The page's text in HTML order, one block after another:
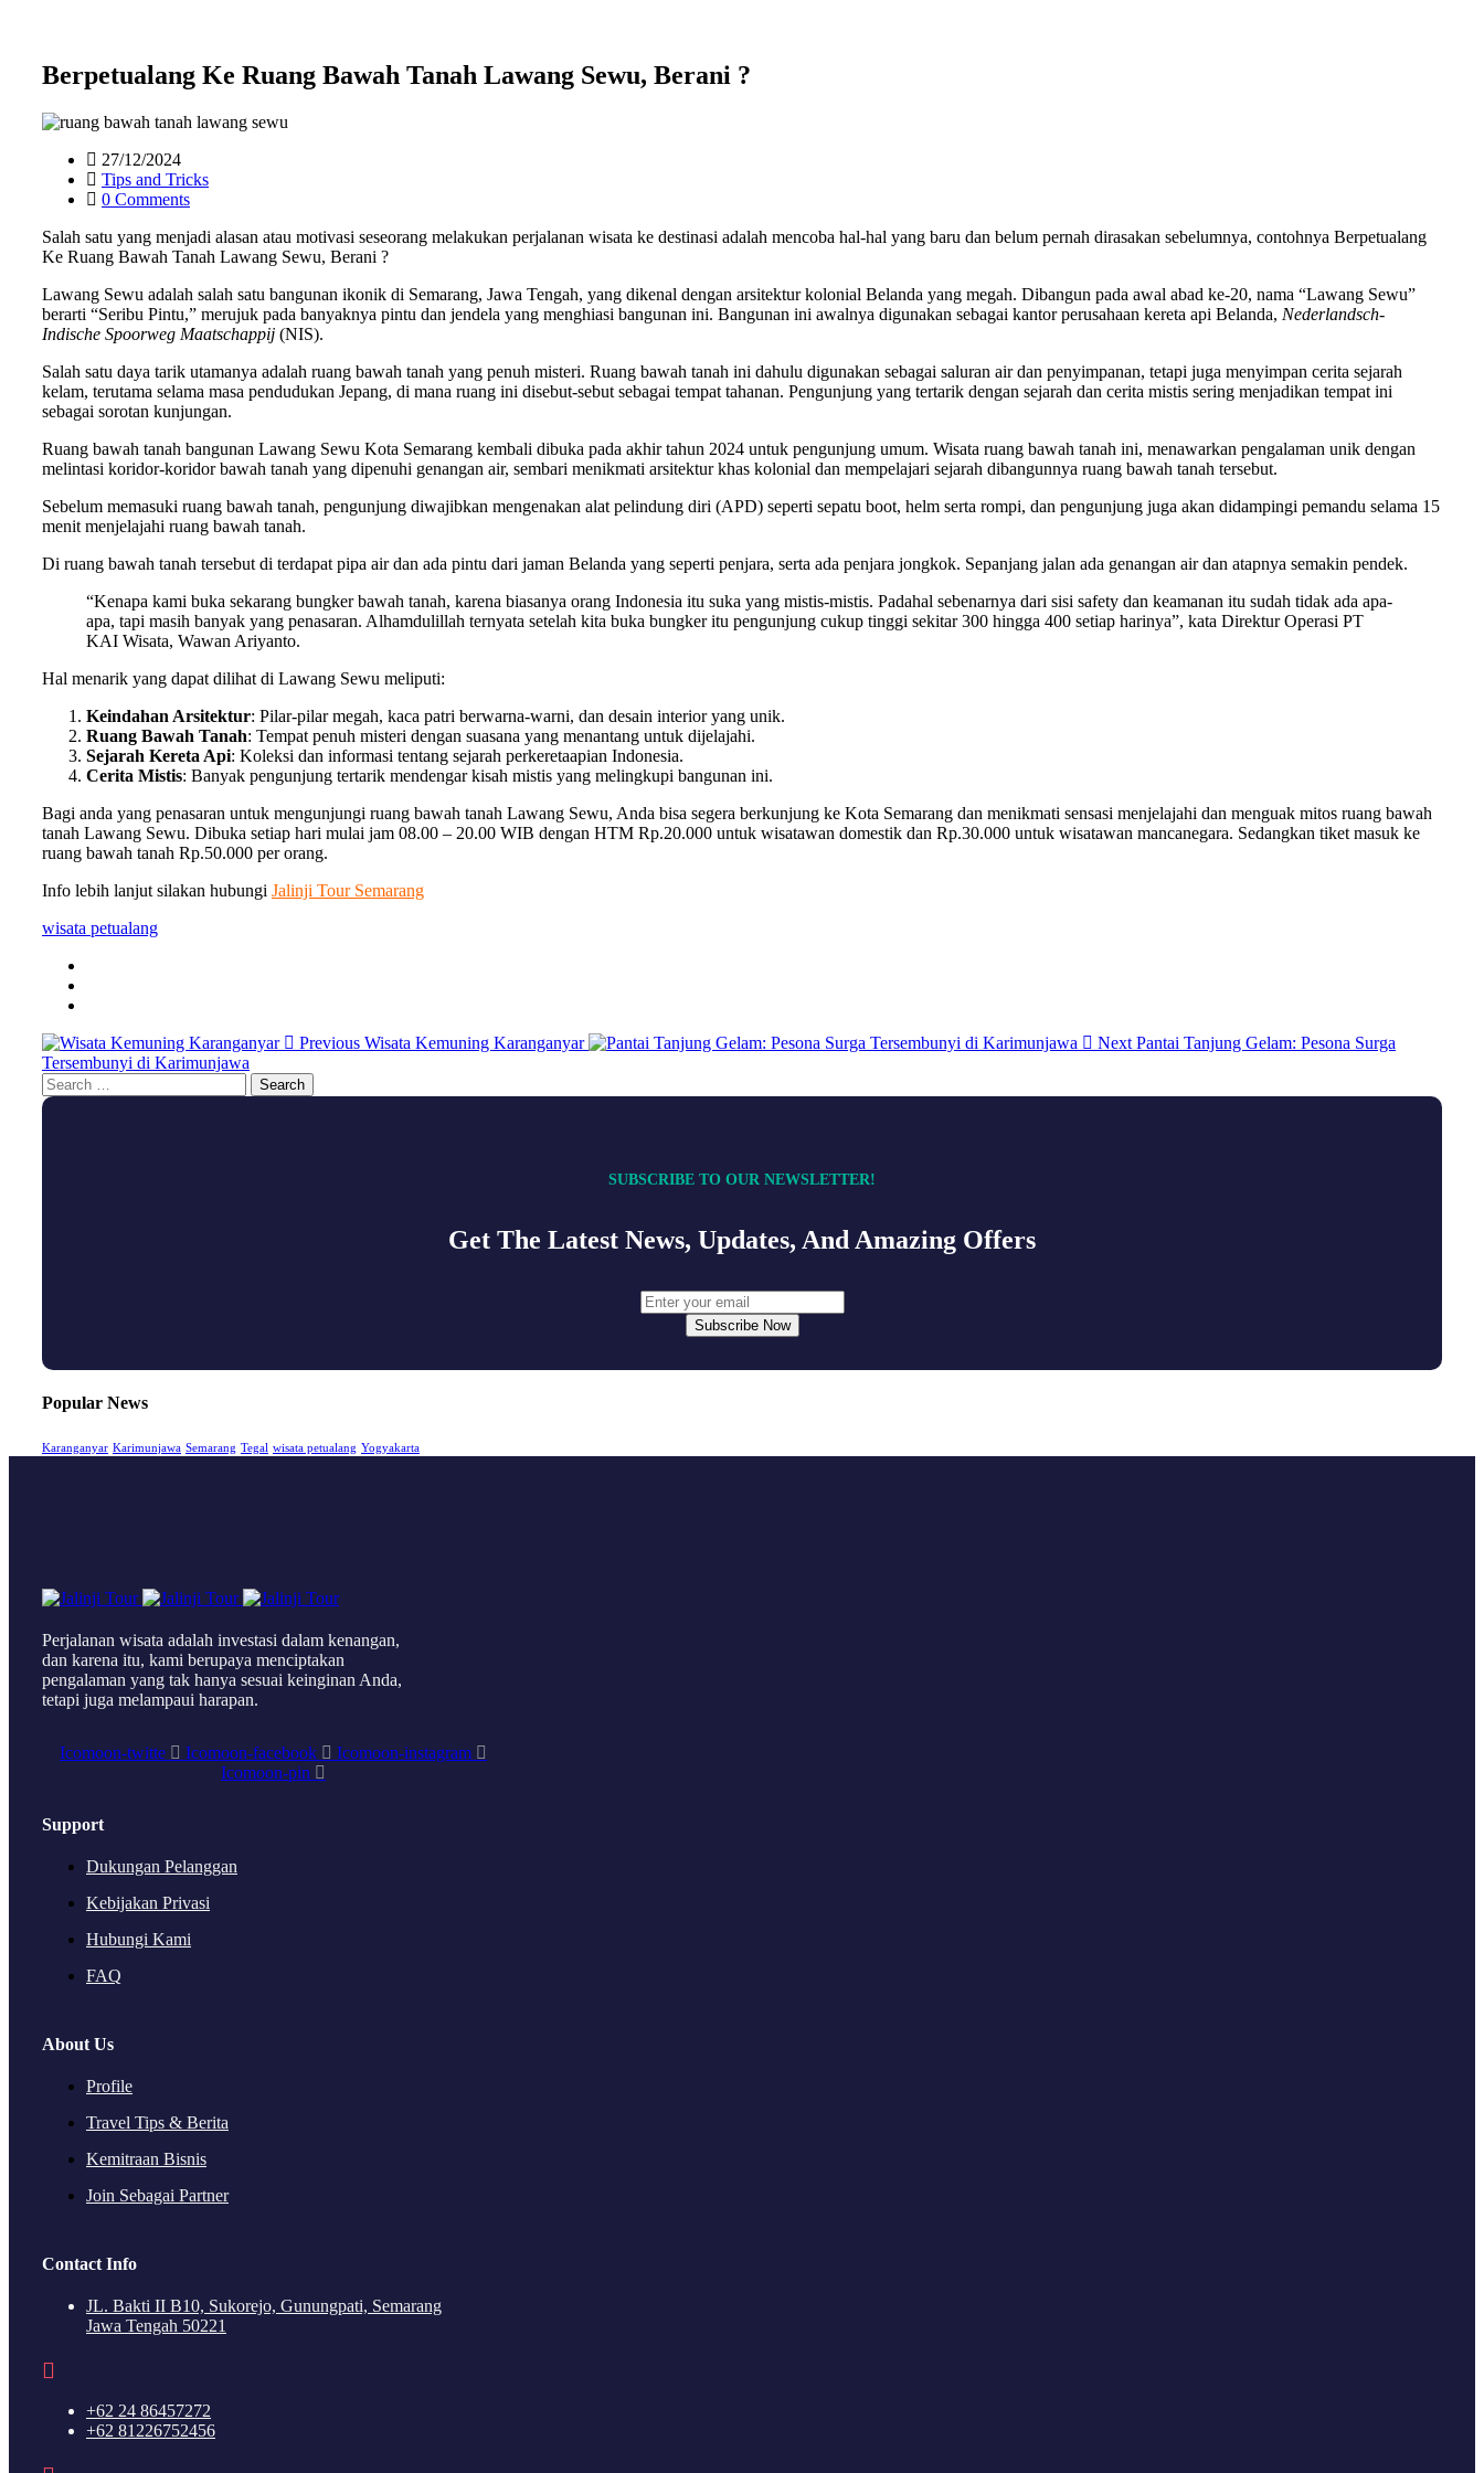
Berpetualang Ke Ruang Bawah Tanah Lawang Sewu, Berani ?
27/12/2024
Tips and Tricks
0 Comments
Salah satu yang menjadi alasan atau motivasi seseorang melakukan perjalanan wisata ke destinasi adalah mencoba hal-hal yang baru dan belum pernah dirasakan sebelumnya, contohnya Berpetualang
Ke Ruang Bawah Tanah Lawang Sewu, Berani ?
Lawang Sewu adalah salah satu bangunan ikonik di Semarang, Jawa Tengah, yang dikenal dengan arsitektur kolonial Belanda yang megah. Dibangun pada awal abad ke-20, nama “Lawang Sewu”
berarti “Seribu Pintu,” merujuk pada banyaknya pintu dan jendela yang menghiasi bangunan ini. Bangunan ini awalnya digunakan sebagai kantor perusahaan kereta api Belanda, Nederlandsch-
Indische Spoorweg Maatschappij (NIS).
Salah satu daya tarik utamanya adalah ruang bawah tanah yang penuh misteri. Ruang bawah tanah ini dahulu digunakan sebagai saluran air dan penyimpanan, tetapi juga menyimpan cerita sejarah
kelam, terutama selama masa pendudukan Jepang, di mana ruang ini disebut-sebut sebagai tempat tahanan. Pengunjung yang tertarik dengan sejarah dan cerita mistis sering menjadikan tempat ini
sebagai sorotan kunjungan.
Ruang bawah tanah bangunan Lawang Sewu Kota Semarang kembali dibuka pada akhir tahun 2024 untuk pengunjung umum. Wisata ruang bawah tanah ini, menawarkan pengalaman unik dengan
melintasi koridor-koridor bawah tanah yang dipenuhi genangan air, sembari menikmati arsitektur khas kolonial dan mempelajari sejarah dibangunnya ruang bawah tanah tersebut.
Sebelum memasuki ruang bawah tanah, pengunjung diwajibkan mengenakan alat pelindung diri (APD) seperti sepatu boot, helm serta rompi, dan pengunjung juga akan didampingi pemandu selama 15
menit menjelajahi ruang bawah tanah.
Di ruang bawah tanah tersebut di terdapat pipa air dan ada pintu dari jaman Belanda yang seperti penjara, serta ada penjara jongkok. Sepanjang jalan ada genangan air dan atapnya semakin pendek.
“Kenapa kami buka sekarang bungker bawah tanah, karena biasanya orang Indonesia itu suka yang mistis-mistis. Padahal sebenarnya dari sisi safety dan keamanan itu sudah tidak ada apa-
apa, tapi masih banyak yang penasaran. Alhamdulillah ternyata setelah kita buka bungker itu pengunjung cukup tinggi sekitar 300 hingga 400 setiap harinya”, kata Direktur Operasi PT
KAI Wisata, Wawan Ariyanto.
Hal menarik yang dapat dilihat di Lawang Sewu meliputi:
Keindahan Arsitektur: Pilar-pilar megah, kaca patri berwarna-warni, dan desain interior yang unik.
Ruang Bawah Tanah: Tempat penuh misteri dengan suasana yang menantang untuk dijelajahi.
Sejarah Kereta Api: Koleksi dan informasi tentang sejarah perkeretaapian Indonesia.
Cerita Mistis: Banyak pengunjung tertarik mendengar kisah mistis yang melingkupi bangunan ini.
Bagi anda yang penasaran untuk mengunjungi ruang bawah tanah Lawang Sewu, Anda bisa segera berkunjung ke Kota Semarang dan menikmati sensasi menjelajahi dan menguak mitos ruang bawah
tanah Lawang Sewu. Dibuka setiap hari mulai jam 08.00 – 20.00 WIB dengan HTM Rp.20.000 untuk wisatawan domestik dan Rp.30.000 untuk wisatawan mancanegara. Sedangkan tiket masuk ke
ruang bawah tanah Rp.50.000 per orang.
Info lebih lanjut silakan hubungi Jalinji Tour Semarang
wisata petualang
Previous Wisata Kemuning Karanganyar Next Pantai Tanjung Gelam: Pesona Surga
Tersembunyi di Karimunjawa
Search
for:
SUBSCRIBE TO OUR NEWSLETTER!
Get The Latest News, Updates, And Amazing Offers
Subscribe Now
Popular News
Karanganyar Karimunjawa Semarang Tegal wisata petualang Yogyakarta
Perjalanan wisata adalah investasi dalam kenangan,
dan karena itu, kami berupaya menciptakan
pengalaman yang tak hanya sesuai keinginan Anda,
tetapi juga melampaui harapan.
Icomoon-twitte Icomoon-facebook
Icomoon-instagram
Icomoon-pin
Support
Dukungan Pelanggan
Kebijakan Privasi
Hubungi Kami
FAQ
About Us
Profile
Travel Tips & Berita
Kemitraan Bisnis
Join Sebagai Partner
Contact Info
JL. Bakti II B10, Sukorejo, Gunungpati, Semarang
Jawa Tengah 50221
+62 24 86457272
+62 81226752456